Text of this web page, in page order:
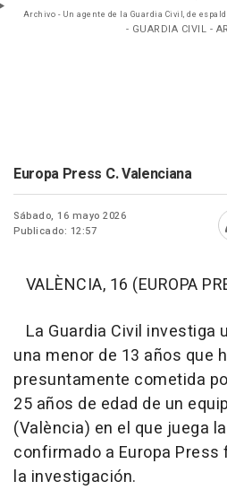
Archivo - Un agente de la Guardia Civil, de
- GUARDIA CIVIL -
Europa Press C. Valenciana
Sábado, 16 mayo 2026
Publicado: 12:57
VALÈNCIA, 16 (EUROPA
La Guardia Civil investiga
una menor de 13 años que
presuntamente cometida
25 años de edad de un
(València) en el que juega
confirmado a Europa
la investigación.